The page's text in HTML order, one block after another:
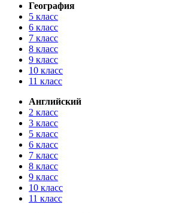
География
5 класс
6 класс
7 класс
8 класс
9 класс
10 класс
11 класс
Английский
2 класс
3 класс
5 класс
6 класс
7 класс
8 класс
9 класс
10 класс
11 класс